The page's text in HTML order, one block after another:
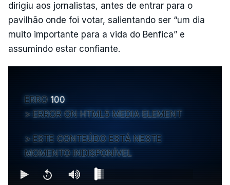
dirigiu aos jornalistas, antes de entrar para o
pavilhão onde foi votar, salientando ser “um dia
muito importante para a vida do Benfica” e
assumindo estar confiante.
ERRO 100
ERROR ON HTML5 MEDIA ELEMENT
ESTE CONTEÚDO ESTÁ NESTE
MOMENTO INDISPONÍVEL